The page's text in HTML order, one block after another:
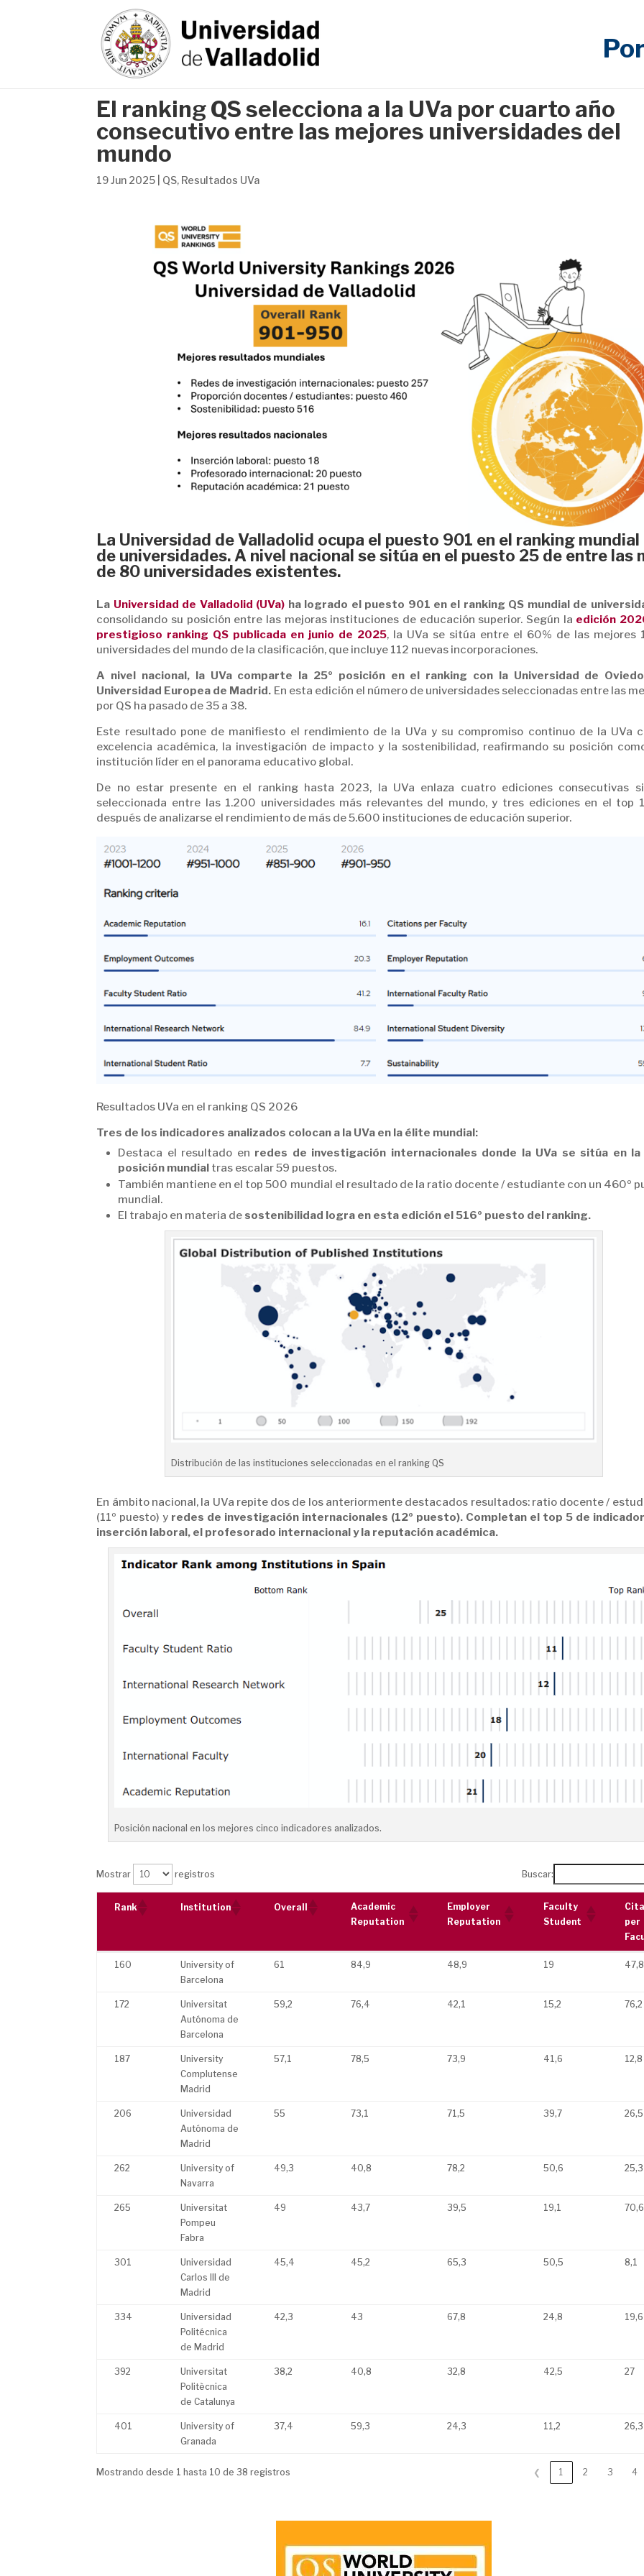
El ranking QS selecciona a la UVa por cuarto año
consecutivo entre las mejores universidades del
mundo
19 Jun 2025 QS, Resultados UVa
La Universidad de Valladolid ocupa el puesto 901 en el ranking mundial
de universidades. A nivel nacional se sitúa en el puesto 25 de entre las
de 80 universidades existentes.
La Universidad de Valladolid (UVa) ha logrado el puesto 901 en el ranking QS mundial de
consolidando su posición entre las mejoras instituciones de educación superior. Según la edición
prestigioso ranking QS publicada en junio de 2025, la UVa se sitúa entre el 60% de las mejores
universidades del mundo de la clasificación, que incluye 112 nuevas incorporaciones.
A nivel nacional, la UVa comparte la 25º posición en el ranking con la Universidad de
Universidad Europea de Madrid. En esta edición el número de universidades seleccionadas entre las
por QS ha pasado de 35 a 38.
Este resultado pone de manifiesto el rendimiento de la UVa y su compromiso continuo de la UVa
excelencia académica, la investigación de impacto y la sostenibilidad, reafirmando su posición
institución líder en el panorama educativo global.
De no estar presente en el ranking hasta 2023, la UVa enlaza cuatro ediciones consecutivas
seleccionada entre las 1.200 universidades más relevantes del mundo, y tres ediciones en el top
después de analizarse el rendimiento de más de 5.600 instituciones de educación superior.
Resultados UVa en el ranking QS 2026
Tres de los indicadores analizados colocan a la UVa en la élite mundial:
Destaca el resultado en redes de investigación internacionales donde la UVa se sitúa en la
posición mundial tras escalar 59 puestos.
También mantiene en el top 500 mundial el resultado de la ratio docente / estudiante con un 460º
mundial.
El trabajo en materia de sostenibilidad logra en esta edición el 516º puesto del ranking.
Distribución de las instituciones seleccionadas en el ranking QS
En ámbito nacional, la UVa repite dos de los anteriormente destacados resultados: ratio docente /
(11º puesto) y redes de investigación internacionales (12º puesto). Completan el top 5 de
inserción laboral, el profesorado internacional y la reputación académica.
Posición nacional en los mejores cinco indicadores analizados.
Mostrar registros Buscar:
Rank Institution Overall
Academic
Reputation
Employer
Reputation
Faculty
Student
per
Rank Institution Overall
Academic
Employer
Faculty
160
University of
Barcelona
61 84,9 48,9 19 47,8
172
Universitat
Autónoma de
Barcelona
59,2 76,4 42,1 15,2 76,2
187
University
Complutense
Madrid
57,1 78,5 73,9 41,6 12,8
206
Universidad
Autónoma de
Madrid
55 73,1 71,5 39,7 26,5
262
University of
Navarra
49,3 40,8 78,2 50,6 25,3
265
Universitat
Pompeu
Fabra
49 43,7 39,5 19,1 70,6
301
Universidad
Carlos III de
Madrid
45,4 45,2 65,3 50,5 8,1
334
Universidad
Politécnica
de Madrid
42,3 43 67,8 24,8 19,6
392
Universitat
Politècnica
de Catalunya
38,2 40,8 32,8 42,5 27
401
University of
Granada
37,4 59,3 24,3 11,2 26,3
Mostrando desde 1 hasta 10 de 38 registros ❮ 1 2 3 4